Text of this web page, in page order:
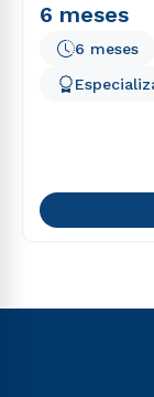
6 meses
6 meses